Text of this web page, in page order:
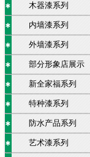
木器漆系列
内墙漆系列
外墙漆系列
部分形象店展示
新全家福系列
特种漆系列
防水产品系列
艺术漆系列